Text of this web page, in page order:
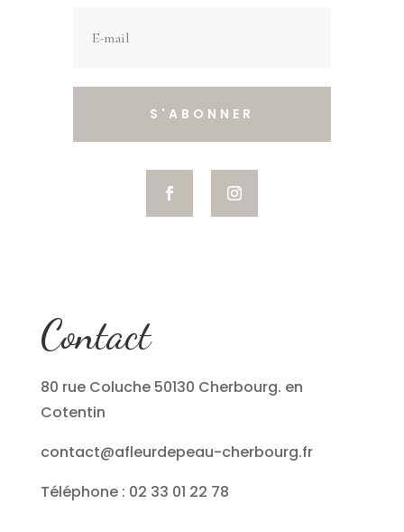
S'ABONNER
Contact
80 rue Coluche 50130 Cherbourg. en
Cotentin
contact@afleurdepeau-cherbourg.fr
Téléphone : 02 33 01 22 78